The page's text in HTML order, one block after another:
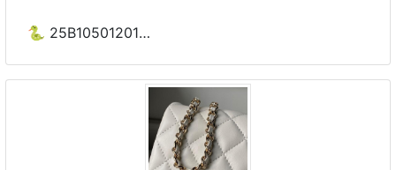
頂級原料烘培製作🥢
🍒蔓越莓果乾散發出迷人的濃郁奶香
🍒柔軟中帶酥脆的好滋味
🍒散發出淡雅迷人的香氣
🍒幸福無負擔蔓越莓法式雪花酥
🐍 25B10501201
🎉職人手做法式蔓越莓雪Q餅登場！
第一次吃到不會甜，又不黏牙的雪Q餅！